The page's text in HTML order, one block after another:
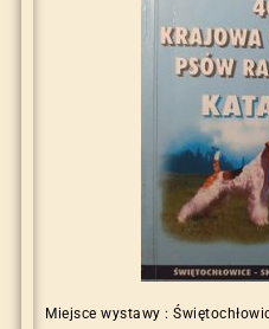
Miejsce wystawy :